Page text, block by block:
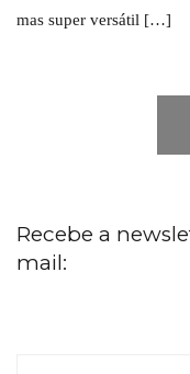
mas super versátil […]
Recebe a
mail: